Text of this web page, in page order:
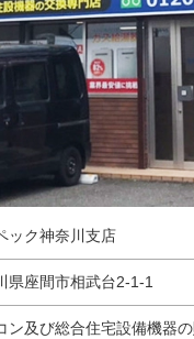
ック神奈川支店
県座間市相武台2-1-1
ン及び総合住宅設備機器